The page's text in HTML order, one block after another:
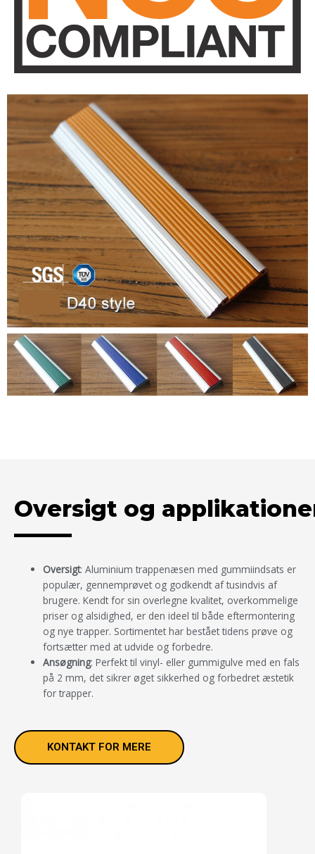
Oversigt og
Oversigt: Aluminium trappenæsen med gummiindsats er
populær, gennemprøvet og godkendt af tusindvis af
brugere. Kendt for sin overlegne kvalitet, overkommelige
priser og alsidighed, er den ideel til både eftermontering
og nye trapper. Sortimentet har bestået tidens prøve og
fortsætter med at udvide og forbedre.
Ansøgning: Perfekt til vinyl- eller gummigulve med en fals
på 2 mm, det sikrer øget sikkerhed og forbedret æstetik
for trapper.
KONTAKT FOR MERE